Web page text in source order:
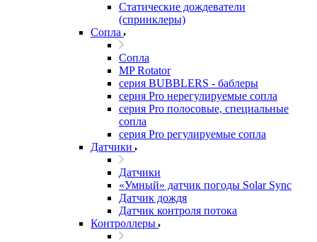
Статические дождеватели
(спринклеры)
Сопла
Сопла
MP Rotator
серия BUBBLERS - баблеры
серия Pro нерегулируемые сопла
серия Pro полосовые, специальные
сопла
серия Pro регулируемые сопла
Датчики
Датчики
«Умный» датчик погоды Solar Sync
Датчик дождя
Датчик контроля потока
Контроллеры